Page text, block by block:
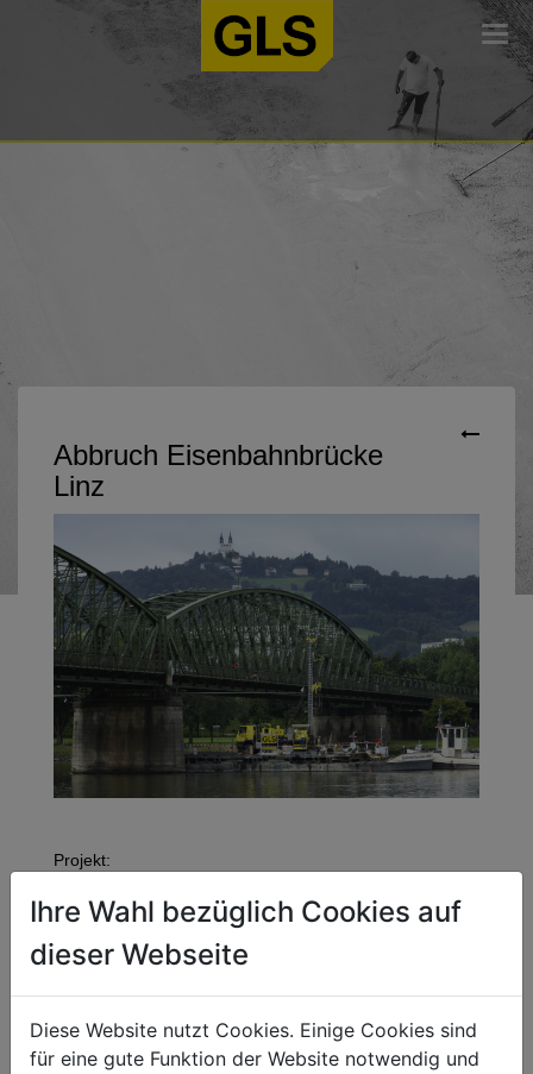
Abbruch Eisenbahnbrücke
Linz
Projekt:
GLS-Bau
Abbrucharbeiten
Ihre Wahl bezüglich Cookies auf
dieser Webseite
Diese Website nutzt Cookies. Einige Cookies sind
für eine gute Funktion der Website notwendig und